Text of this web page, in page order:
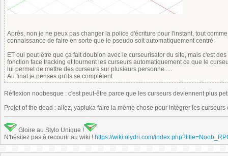
Après, non je ne peux pas changer la police d'écriture pour l'instant, tout
connaissance de faire en sorte que le pseudo soit automatiquement centré
ET oui peut-être que ça fait doublon avec le curseurisator du site, mais c'est
fonction face tracking et tournent les curseurs automatiquement ce que le
lui permet de mettre des curseurs sur plusieurs personne ....
Au final je penses qu'ils se complètent
Réflexion noobesque : c'est peut-être parce que les curseurs deviennent plus
Projet of the dead : allez, yapluka faire la même chose pour intégrer les
Gloire au Stylo Unique !
N'hésitez pas à recourir au wiki ! https://wiki.olydri.com/